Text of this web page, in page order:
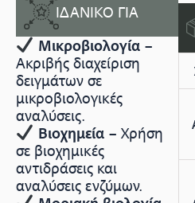
ΙΔΑΝΙΚΟ ΓΙΑ
Μικροβιολογία–
Ακριβής διαχείριση
δειγμάτων σε
μικροβιολογικές
αναλύσεις.
Βιοχημεία– Χρήση
σε βιοχημικές
αντιδράσεις και
αναλύσεις ενζύμων.